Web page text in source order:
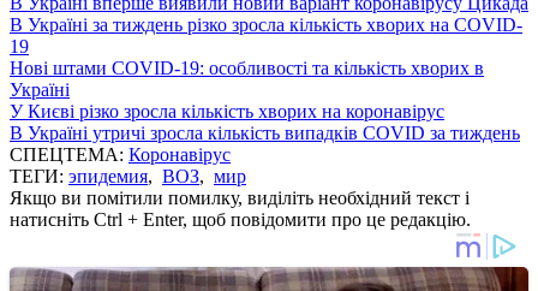
В Україні за тиждень різко зросла кількість хворих на COVID-
19
Нові штами COVID-19: особливості та кількість хворих в
Україні
У Києві різко зросла кількість хворих на коронавірус
В Україні утричі зросла кількість випадків COVID за тиждень
СПЕЦТЕМА: Коронавірус
ТЕГИ: эпидемия, ВОЗ, мир
Якщо ви помітили помилку, виділіть необхідний текст і
натисніть Ctrl + Enter, щоб повідомити про це редакцію.